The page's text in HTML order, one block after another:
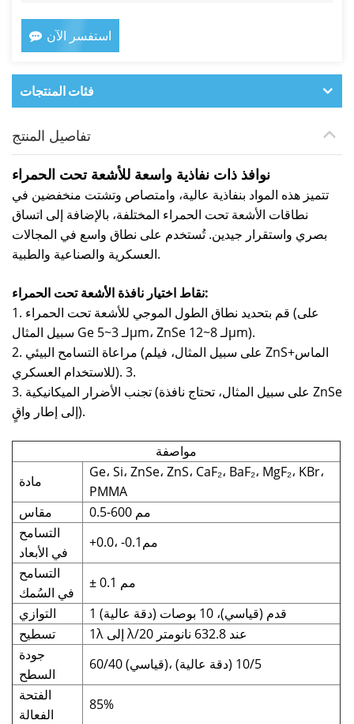
استفسر الآن
فئات المنتجات
تفاصيل المنتج
نوافذ ذات نفاذية واسعة للأشعة تحت الحمراء
تتميز هذه المواد بنفاذية عالية، وامتصاص وتشتت منخفضين في
نطاقات الأشعة تحت الحمراء المختلفة، بالإضافة إلى اتساق
بصري واستقرار جيدين. تُستخدم على نطاق واسع في المجالات
العسكرية والصناعية والطبية.
نقاط اختيار نافذة الأشعة تحت الحمراء:
1. قم بتحديد نطاق الطول الموجي للأشعة تحت الحمراء (على
سبيل المثال Ge لـ 3~5μm، ZnSe لـ 8~12μm).
2. مراعاة التسامح البيئي (على سبيل المثال، فيلم ZnS+الماس
للاستخدام العسكري). 3.
3. تجنب الأضرار الميكانيكية (على سبيل المثال، تحتاج نافذة ZnSe
إلى إطار واقٍ).
مواصفة
مادة
Ge، Si، ZnSe، ZnS، CaF₂، BaF₂، MgF₂، KBr،
PMMA
مقاس
0.5-600 مم
التسامح
في الأبعاد
+0.0، -0.1مم
التسامح
في السُمك
± 0.1 مم
التوازي
1 قدم (قياسي)، 10 بوصات (دقة عالية)
تسطيح
1λ إلى λ/20 عند 632.8 نانومتر
جودة
السطح
60/40 (قياسي)، 10/5 (دقة عالية)
الفتحة
الفعالة
85%